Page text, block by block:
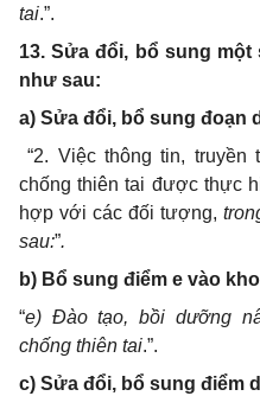
tai.”.
13. Sửa đổi, bổ sung
như sau:
a) Sửa đổi, bổ sung đoạn
“2. Việc thông tin, truyền
chống thiên tai được thực
hợp với các đối tượng,
sau:”.
b) Bổ sung điểm e vào
“e) Đào tạo, bồi dưỡng
chống thiên tai.”.
c) Sửa đổi, bổ sung điểm